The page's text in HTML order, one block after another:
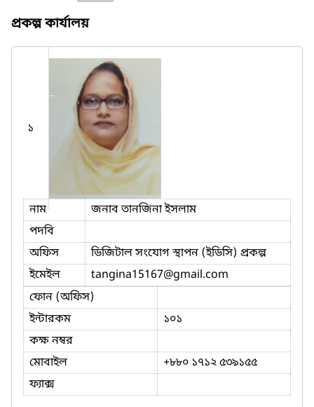
প্রকল্প কার্যালয়
১
নাম
জনাব তানজিনা ইসলাম
পদবি
অফিস
ডিজিটাল সংযোগ স্থাপন (ইডিসি) প্রকল্প
ইমেইল
tangina15167@gmail.com
ফোন (অফিস)
ইন্টারকম
১০১
কক্ষ নম্বর
মোবাইল
+৮৮০ ১৭১২ ৫৩৯১৫৫
ফ্যাক্স